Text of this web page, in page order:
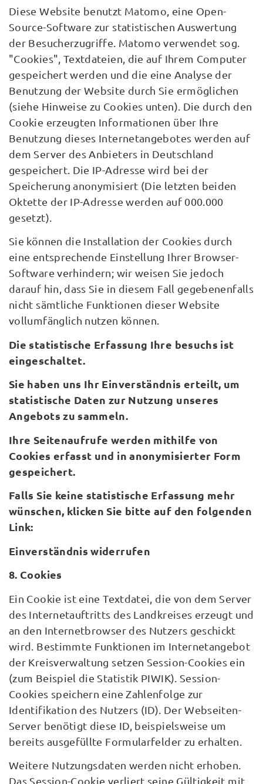
Diese Website benutzt Matomo, eine Open-
Source-Software zur statistischen Auswertung
der Besucherzugriffe. Matomo verwendet sog.
"Cookies", Textdateien, die auf Ihrem Computer
gespeichert werden und die eine Analyse der
Benutzung der Website durch Sie ermöglichen
(siehe Hinweise zu Cookies unten). Die durch den
Cookie erzeugten Informationen über Ihre
Benutzung dieses Internetangebotes werden auf
dem Server des Anbieters in Deutschland
gespeichert. Die IP-Adresse wird bei der
Speicherung anonymisiert (Die letzten beiden
Oktette der IP-Adresse werden auf 000.000
gesetzt).
Sie können die Installation der Cookies durch
eine entsprechende Einstellung Ihrer Browser-
Software verhindern; wir weisen Sie jedoch
darauf hin, dass Sie in diesem Fall gegebenenfalls
nicht sämtliche Funktionen dieser Website
vollumfänglich nutzen können.
Die statistische Erfassung Ihre besuchs ist
eingeschaltet.
Sie haben uns Ihr Einverständnis erteilt, um
statistische Daten zur Nutzung unseres
Angebots zu sammeln.
Ihre Seitenaufrufe werden mithilfe von
Cookies erfasst und in anonymisierter Form
gespeichert.
Falls Sie keine statistische Erfassung mehr
wünschen, klicken Sie bitte auf den folgenden
Link:
Einverständnis widerrufen
8. Cookies
Ein Cookie ist eine Textdatei, die von dem Server
des Internetauftritts des Landkreises erzeugt und
an den Internetbrowser des Nutzers geschickt
wird. Bestimmte Funktionen im Internetangebot
der Kreisverwaltung setzen Session-Cookies ein
(zum Beispiel die Statistik PIWIK). Session-
Cookies speichern eine Zahlenfolge zur
Identifikation des Nutzers (ID). Der Webseiten-
Server benötigt diese ID, beispielsweise um
bereits ausgefüllte Formularfelder zu erhalten.
Weitere Nutzungsdaten werden nicht erhoben.
Das Session-Cookie verliert seine Gültigkeit mit